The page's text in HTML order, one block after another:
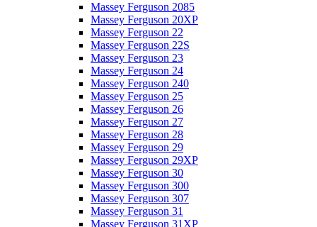
Massey Ferguson 2085
Massey Ferguson 20XP
Massey Ferguson 22
Massey Ferguson 22S
Massey Ferguson 23
Massey Ferguson 24
Massey Ferguson 240
Massey Ferguson 25
Massey Ferguson 26
Massey Ferguson 27
Massey Ferguson 28
Massey Ferguson 29
Massey Ferguson 29XP
Massey Ferguson 30
Massey Ferguson 300
Massey Ferguson 307
Massey Ferguson 31
Massey Ferguson 31XP